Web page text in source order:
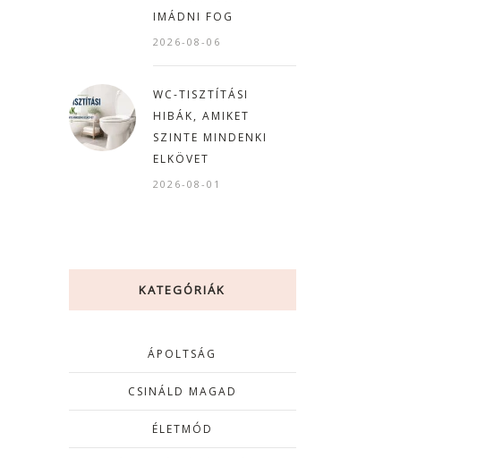
IMÁDNI FOG
2026-08-06
WC-TISZTÍTÁSI
HIBÁK, AMIKET
SZINTE MINDENKI
ELKÖVET
2026-08-01
KATEGÓRIÁK
ÁPOLTSÁG
CSINÁLD MAGAD
ÉLETMÓD